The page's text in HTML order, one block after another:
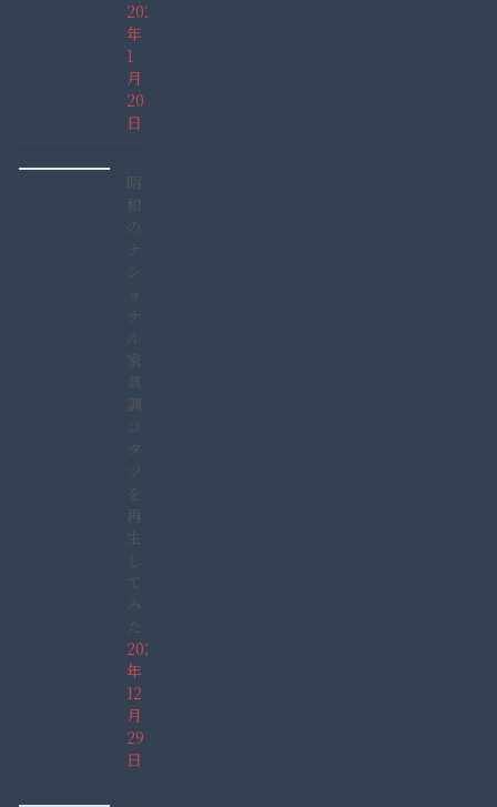
2022
年
1
月
20
日
昭
和
の
ナ
シ
ョ
ナ
ル
家
具
調
コ
タ
ツ
を
再
生
し
て
み
た
2021
年
12
月
29
日